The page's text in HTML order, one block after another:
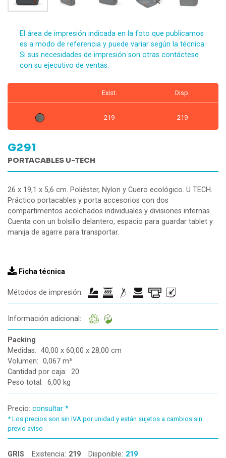
El área de impresión indicada en la foto que publicamos
es a modo de referencia y puede variar según la técnica.
Si sus necesidades de impresión son otras contáctese
con su ejecutivo de ventas.
Exist. Disp.
219 219
G291
PORTACABLES U-TECH
26 x 19,1 x 5,6 cm. Poliéster, Nylon y Cuero ecológico. U TECH.
Práctico portacables y porta accesorios con dos
compartimentos acolchados individuales y divisiones internas.
Cuenta con un bolsillo delantero, espacio para guardar tablet y
manija de agarre para transportar.
Ficha técnica
Métodos de impresión:
Información adicional:
Packing
Medidas: 40,00 x 60,00 x 28,00 cm
Volumen: 0,067 m³
Cantidad por caja: 20
Peso total: 6,00 kg
Precio: consultar *
* Los precios son sin IVA por unidad y están sujetos a cambios sin
previo aviso
GRIS Existencia: 219 Disponible: 219